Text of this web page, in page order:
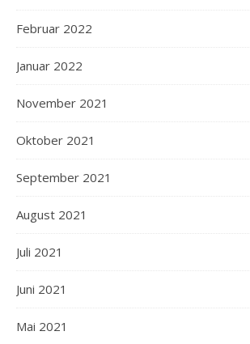
Februar 2022
Januar 2022
November 2021
Oktober 2021
September 2021
August 2021
Juli 2021
Juni 2021
Mai 2021